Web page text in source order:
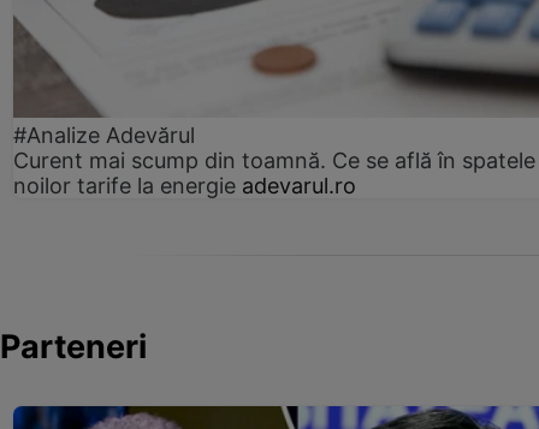
#Analize Adevărul
Curent mai scump din toamnă. Ce se află în spatele
noilor tarife la energie adevarul.ro
Parteneri